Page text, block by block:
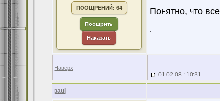
ПООЩРЕНИЙ: 64
Поощрить
Наказать
Понятно, что
.
Наверх
01.02.08 : 10:31
paul